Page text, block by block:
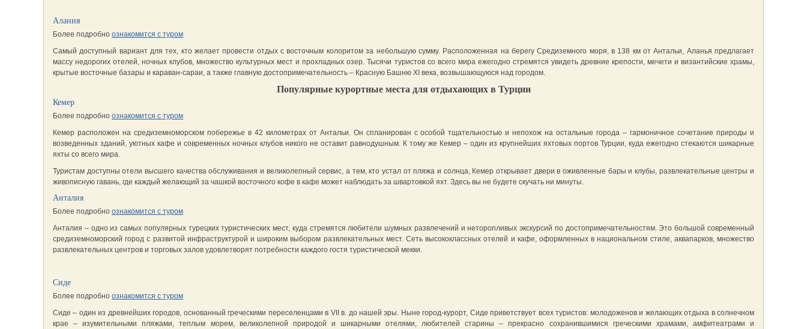
Алания
Более подробно ознакомится с туром
Самый доступный вариант для тех, кто желает провести отдых с восточным колоритом за небольшую сумму. Расположенная на берегу Средиземного моря, в 138 км от Антальи, Аланья предлагает
массу недорогих отелей, ночных клубов, множество культурных мест и прохладных озер. Тысячи туристов со всего мира ежегодно стремятся увидеть древние крепости, мечети и византийские храмы,
крытые восточные базары и караван-сараи, а также главную достопримечательность – Красную Башню XI века, возвышающуюся над городом.
Популярные курортные места для отдыхающих в Турции
Кемер
Более подробно ознакомится с туром
Кемер расположен на средиземноморском побережье в 42 километрах от Антальи. Он спланирован с особой тщательностью и непохож на остальные города – гармоничное сочетание природы и
возведенных зданий, уютных кафе и современных ночных клубов никого не оставит равнодушным. К тому же Кемер – один из крупнейших яхтовых портов Турции, куда ежегодно стекаются шикарные
яхты со всего мира.
Туристам доступны отели высшего качества обслуживания и великолепный сервис, а тем, кто устал от пляжа и солнца, Кемер открывает двери в оживленные бары и клубы, развлекательные центры и
живописную гавань, где каждый желающий за чашкой восточного кофе в кафе может наблюдать за швартовкой яхт. Здесь вы не будете скучать ни минуты.
Анталия
Более подробно ознакомится с туром
Анталия – одно из самых популярных турецких туристических мест, куда стремятся любители шумных развлечений и неторопливых экскурсий по достопримечательностям. Это большой современный
средиземноморский город с развитой инфраструктурой и широким выбором развлекательных мест. Сеть высококлассных отелей и кафе, оформленных в национальном стиле, аквапарков, множество
развлекательных центров и торговых залов удовлетворят потребности каждого гостя туристической мекки.
Сиде
Более подробно ознакомится с туром
Сиде – один из древнейших городов, основанный греческими переселенцами в VII в. до нашей эры. Ныне город-курорт, Сиде приветствует всех туристов: молодоженов и желающих отдыха в солнечном
крае – изумительными пляжами, теплым морем, великолепной природой и шикарными отелями, любителей старины – прекрасно сохранившимися греческими храмами, амфитеатрами и